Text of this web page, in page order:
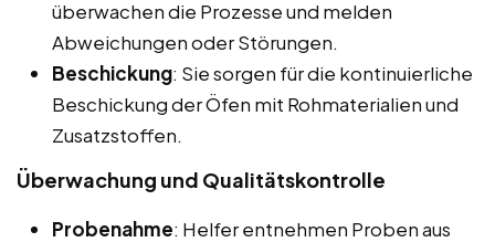
überwachen die Prozesse und melden
Abweichungen oder Störungen.
Beschickung: Sie sorgen für die kontinuierliche
Beschickung der Öfen mit Rohmaterialien und
Zusatzstoffen.
Überwachung und Qualitätskontrolle
Probenahme: Helfer entnehmen Proben aus